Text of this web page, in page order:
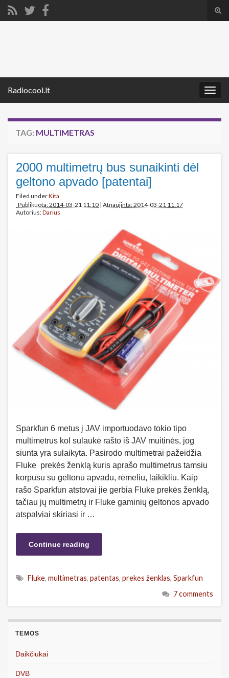
Radiocool.lt
TAG: MULTIMETRAS
2000 multimetrų bus sunaikinti dėl
geltono apvado [patentai]
Filed underKita
Publikuota: 2014-03-21 11:10 | Atnaujinta: 2014-03-21 11:17
Autorius:Darius
Sparkfun 6 metus į JAV importuodavo tokio tipo
multimetrus kol sulaukė rašto iš JAV muitinės, jog
siunta yra sulaikyta. Pasirodo multimetrai pažeidžia
Fluke prekės ženklą kuris aprašo multimetrus tamsiu
korpusu su geltonu apvadu, rėmeliu, laikikliu. Kaip
rašo Sparkfun atstovai jie gerbia Fluke prekės ženklą,
tačiau jų multimetrų ir Fluke gaminių geltonos apvado
atspalviai skiriasi ir …
Continue reading
Fluke, multimetras, patentas, prekės ženklas, Sparkfun
7 comments
TEMOS
Daikčiukai
DVB